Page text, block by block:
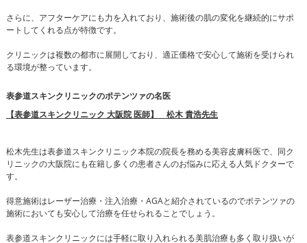
さらに、アフターケアにも力を入れており、施術後の肌の変化を継続的にサポ
ートしてくれる点が特徴です。
クリニックは複数の都市に展開しており、適正価格で安心して施術を受けられ
る環境が整っています。
表参道スキンクリニックのポテンツァの名医
【表参道スキンクリニック 大阪院 医師】 松木 貴浩先生
松木先生は表参道スキンクリニック本院の院長を務める美容皮膚科医で、同ク
リニックの大阪院にも在籍し多くの患者さんのお悩みに応える人気ドクターで
す。
得意施術はレーザー治療・注入治療・AGAと紹介されているのでポテンツァの
施術においても安心して治療を任せられることでしょう。
表参道スキンクリニックには手軽に取り入れられる美肌治療も多く取り扱いが